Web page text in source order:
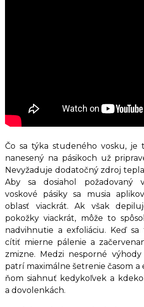
Čo sa týka studeného vosku, je
nanesený na pásikoch už
Nevyžaduje dodatočný zdroj
Aby sa dosiahol požadovaný
voskové pásiky sa musia
oblasť viackrát. Ak však
pokožky viackrát, môže to
nadvihnutie a exfoliáciu. Keď sa
cítiť mierne pálenie a
zmizne. Medzi nesporné
patrí maximálne šetrenie časom a
ňom siahnuť kedykoľvek a
a dovolenkách.